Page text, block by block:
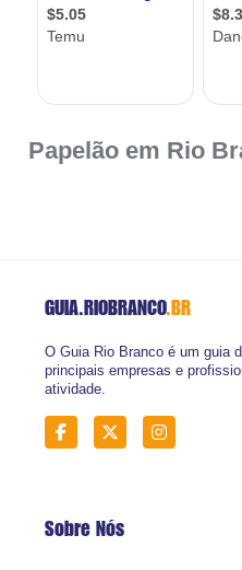
Papelão em Rio
GUIA.RIOBRANCO.BR
O Guia Rio Branco é um guia
principais empresas e
atividade.
Sobre Nós